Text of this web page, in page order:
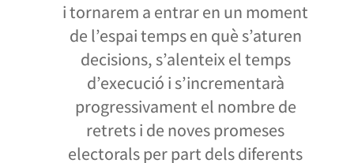
i tornarem a entrar en un moment
de l’espai temps en què s’aturen
decisions, s’alenteix el temps
d’execució i s’incrementarà
progressivament el nombre de
retrets i de noves promeses
electorals per part dels diferents